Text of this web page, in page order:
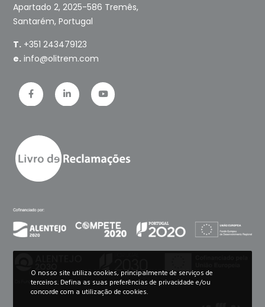
Apartado 2, 2025-586 Tremês,
Santarém, Portugal
T. +351 243479123
e. info@olitrem.com
O nosso site utiliza cookies, principalmente de serviços de
terceiros. Defina as suas preferências de privacidade e/ou
concorde com a utilização de cookies.